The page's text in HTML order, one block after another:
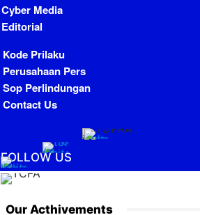
Cyber Media
Editorial
Kode Prilaku
Perusahaan Pers
Sop Perlindungan
Contact Us
FOLLOW US
Our Acthivements